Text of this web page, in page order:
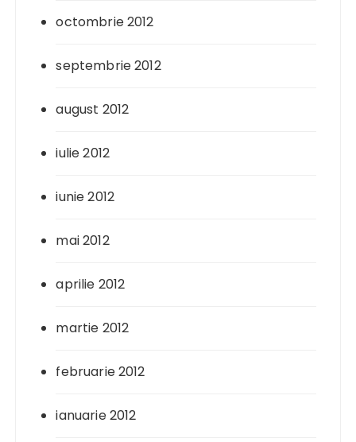
octombrie 2012
septembrie 2012
august 2012
iulie 2012
iunie 2012
mai 2012
aprilie 2012
martie 2012
februarie 2012
ianuarie 2012